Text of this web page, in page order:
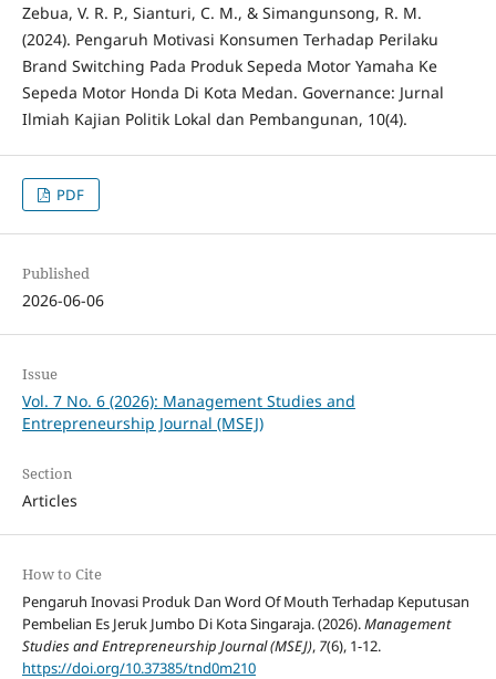
Zebua, V. R. P., Sianturi, C. M., & Simangunsong, R. M.
(2024). Pengaruh Motivasi Konsumen Terhadap Perilaku
Brand Switching Pada Produk Sepeda Motor Yamaha Ke
Sepeda Motor Honda Di Kota Medan. Governance: Jurnal
Ilmiah Kajian Politik Lokal dan Pembangunan, 10(4).
PDF
Published
2026-06-06
Issue
Vol. 7 No. 6 (2026): Management Studies and
Entrepreneurship Journal (MSEJ)
Section
Articles
How to Cite
Pengaruh Inovasi Produk Dan Word Of Mouth Terhadap Keputusan
Pembelian Es Jeruk Jumbo Di Kota Singaraja. (2026).Management
Studies and Entrepreneurship Journal (MSEJ), 7(6), 1-12.
https://doi.org/10.37385/tnd0m210